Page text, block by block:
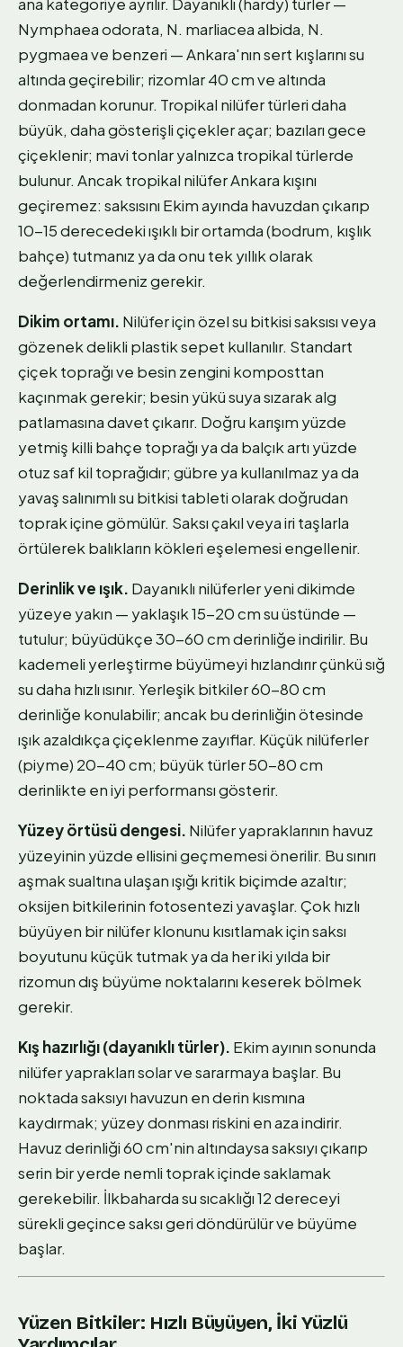
Nymphaea odorata, N. marliacea albida, N.
pygmaea ve benzeri — Ankara'nın sert kışlarını su
altında geçirebilir; rizomlar 40 cm ve altında
donmadan korunur. Tropikal nilüfer türleri daha
büyük, daha gösterişli çiçekler açar; bazıları gece
çiçeklenir; mavi tonlar yalnızca tropikal türlerde
bulunur. Ancak tropikal nilüfer Ankara kışını
geçiremez: saksısını Ekim ayında havuzdan çıkarıp
10-15 derecedeki ışıklı bir ortamda (bodrum, kışlık
bahçe) tutmanız ya da onu tek yıllık olarak
değerlendirmeniz gerekir.
Dikim ortamı. Nilüfer için özel su bitkisi saksısı veya
gözenek delikli plastik sepet kullanılır. Standart
çiçek toprağı ve besin zengini komposttan
kaçınmak gerekir; besin yükü suya sızarak alg
patlamasına davet çıkarır. Doğru karışım yüzde
yetmiş killi bahçe toprağı ya da balçık artı yüzde
otuz saf kil toprağıdır; gübre ya kullanılmaz ya da
yavaş salınımlı su bitkisi tableti olarak doğrudan
toprak içine gömülür. Saksı çakıl veya iri taşlarla
örtülerek balıkların kökleri eşelemesi engellenir.
Derinlik ve ışık. Dayanıklı nilüferler yeni dikimde
yüzeye yakın — yaklaşık 15-20 cm su üstünde —
tutulur; büyüdükçe 30-60 cm derinliğe indirilir. Bu
kademeli yerleştirme büyümeyi hızlandırır çünkü sığ
su daha hızlı ısınır. Yerleşik bitkiler 60-80 cm
derinliğe konulabilir; ancak bu derinliğin ötesinde
ışık azaldıkça çiçeklenme zayıflar. Küçük nilüferler
(piyme) 20-40 cm; büyük türler 50-80 cm
derinlikte en iyi performansı gösterir.
Yüzey örtüsü dengesi. Nilüfer yapraklarının havuz
yüzeyinin yüzde ellisini geçmemesi önerilir. Bu sınırı
aşmak sualtına ulaşan ışığı kritik biçimde azaltır;
oksijen bitkilerinin fotosentezi yavaşlar. Çok hızlı
büyüyen bir nilüfer klonunu kısıtlamak için saksı
boyutunu küçük tutmak ya da her iki yılda bir
rizomun dış büyüme noktalarını keserek bölmek
gerekir.
Kış hazırlığı (dayanıklı türler). Ekim ayının sonunda
nilüfer yaprakları solar ve sararmaya başlar. Bu
noktada saksıyı havuzun en derin kısmına
kaydırmak; yüzey donması riskini en aza indirir.
Havuz derinliği 60 cm'nin altındaysa saksıyı çıkarıp
serin bir yerde nemli toprak içinde saklamak
gerekebilir. İlkbaharda su sıcaklığı 12 dereceyi
sürekli geçince saksı geri döndürülür ve büyüme
başlar.
Yüzen Bitkiler: Hızlı Büyüyen, İki Yüzlü